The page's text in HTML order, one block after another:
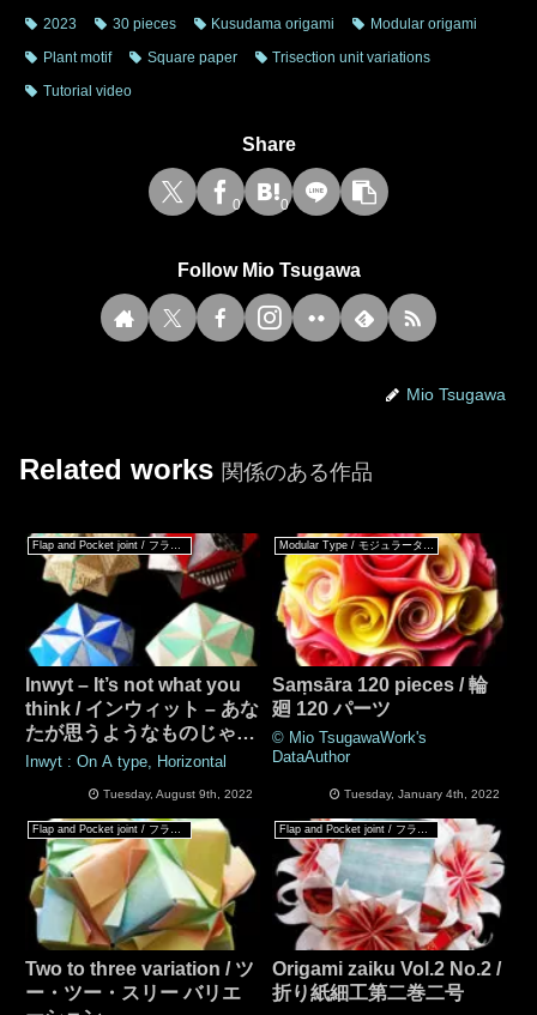
2023 30 pieces Kusudama origami
Modular origami
Plant motif
Square paper
Trisection unit variations
Tutorial video
Share
0 0
Follow Mio Tsugawa
Mio Tsugawa
Related works 関係のある作品
Inwyt – It’s not what you
think / インウィット – あな
たが思うようなものじゃな
いの
Inwyt : On A type, Horizontal
Tuesday, August 9th, 2022
Saṃsāra 120 pieces / 輪
廻 120 パーツ
© Mio TsugawaWork's
DataAuthor
Tuesday, January 4th, 2022
Two to three variation / ツ
ー・ツー・スリー バリエ
Origami zaiku Vol.2 No.2 /
折り紙細工第二巻二号